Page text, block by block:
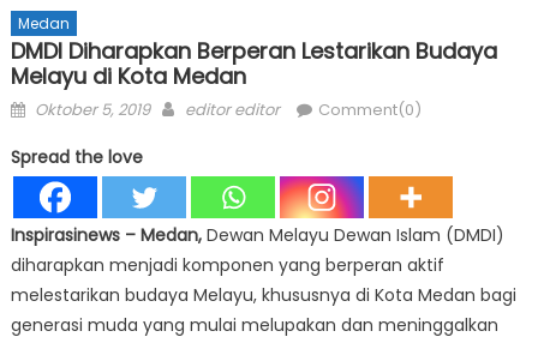
Medan
DMDI Diharapkan Berperan Lestarikan Budaya
Melayu di Kota Medan
Posted
Oktober 5, 2019 Author
editor editor Comment(0)
Spread the love
Inspirasinews– Medan,Dewan Melayu Dewan Islam (DMDI)
diharapkan menjadi komponen yang berperan aktif
melestarikan budaya Melayu, khususnya di Kota Medan bagi
generasi muda yang mulai melupakan dan meninggalkan